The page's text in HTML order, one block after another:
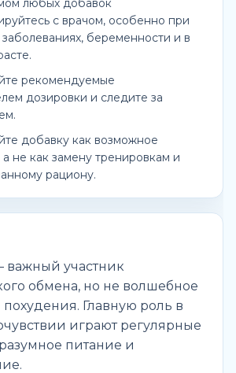
любых добавок
с врачом, особенно при
беременности и в
рекомендуемые
дозировки и следите за
добавку как возможное
не как замену тренировкам и
рациону.
важный участник
обмена, но не волшебное
Главную роль в
играют регулярные
питание и